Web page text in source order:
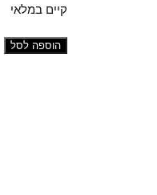
קיים במלאי
כמות
הוספה לסל